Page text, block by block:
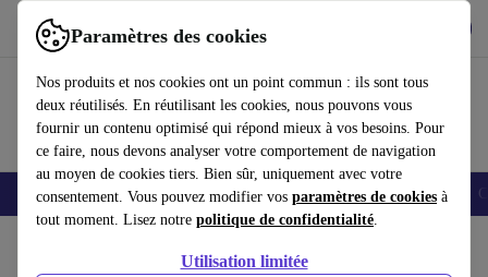
Paramètres des cookies
Nos produits et nos cookies ont un point commun : ils sont tous
deux réutilisés. En réutilisant les cookies, nous pouvons vous
fournir un contenu optimisé qui répond mieux à vos besoins. Pour
ce faire, nous devons analyser votre comportement de navigation
au moyen de cookies tiers. Bien sûr, uniquement avec votre
consentement. Vous pouvez modifier vos paramètres de cookies à
tout moment. Lisez notre politique de confidentialité.
Utilisation limitée
Utilisez refurbed rapidement et facilement
Smartphones Laptops Tablettes Montres connectées Accessoires